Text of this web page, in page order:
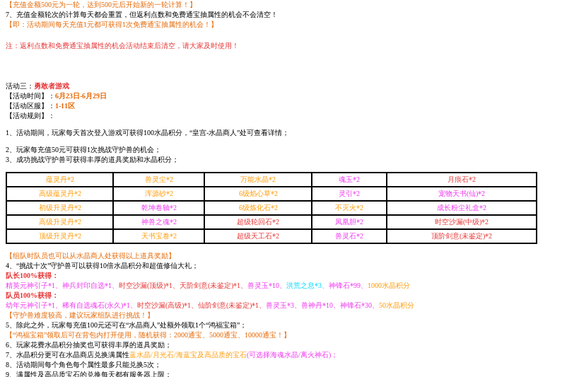
【充值金额500元为一轮，达到500元后开始新的一轮计算！】
7、充值金额轮次的计算每天都会重置，但返利点数和免费通宝抽属性的机会不会清空！
【即：活动期间每天充值1元都可获得1次免费通宝抽属性的机会！】
注：返利点数和免费通宝抽属性的机会活动结束后清空，请大家及时使用！
活动三： 勇敢者游戏
【活动时间】： 6月23日-6月29日
【活动区服】： 1-11区
【活动规则】：
1、活动期间，玩家每天首次登入游戏可获得100水晶积分，“皇宫-水晶商人”处可查看详情；
2、玩家每充值50元可获得1次挑战守护兽的机会；
3、成功挑战守护兽可获得丰厚的道具奖励和水晶积分；
蕴灵丹*2 兽灵尘*2 万能水晶*2 魂玉*2
月痕石*2
高级蕴灵丹*2
浑源砂*2 6级焰心草*2 灵引*2
宠物天书(仙)*2
初级升灵丹*2
乾坤卷轴*2 6级炼化石*2 不灭火*2
成长粉尘礼盒*2
高级升灵丹*2
神兽之魂*2 超级轮回石*2 凤凰胆*2
时空沙漏(中级)*2
顶级升灵丹*2
天书宝卷*2 超级天工石*2 兽灵石*2 顶阶剑意(未鉴定)*2
【组队时队员也可以从水晶商人处获得以上道具奖励】
4、“挑战十次”守护兽可以获得10倍水晶积分和超值修仙大礼；
队长100%获得：
精英元神引子*1、神兵封印自选*1、 时空沙漏(顶级)*1、天阶剑意(未鉴定)*1、 兽灵玉*10、 洪荒之息*3、 神锋石*99、 1000水晶积分
队员100%获得：
幼年元神引子*1、稀有自选魂石(永久)*1、 时空沙漏(高级)*1、仙阶剑意(未鉴定)*1、 兽灵玉*3、兽神丹*10、神锋石*30、 50水晶积分
【守护兽难度较高，建议玩家组队进行挑战！】
5、除此之外，玩家每充值100元还可在“水晶商人”处额外领取1个“鸿福宝箱”；
【“鸿福宝箱”领取后可在背包内打开使用 ，随机获得： 2000通宝、5000通宝、10000通宝！】
6、玩家花费水晶积分抽奖也可获得丰厚的道具奖励；
7、水晶积分更可在水晶商店兑换满属性蓝水晶/月光石/海蓝宝及高品质的宝石(可选择海魂水晶/离火神石)；
8、活动期间每个角色每个属性最多只能兑换5次；
9、满属性及高品质宝石的兑换每天都有服务器上限；